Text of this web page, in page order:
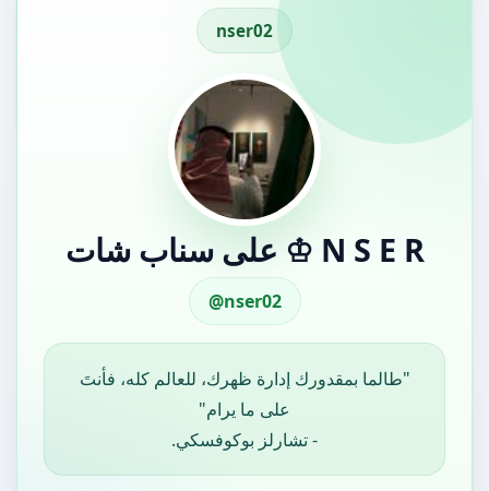
nser02
N S E R ♔ على سناب شات
@nser02
‏"طالما بمقدورك إدارة ظهرك، للعالم كله، فأنتَ
على ما يرام"
‏- تشارلز بوكوفسكي.